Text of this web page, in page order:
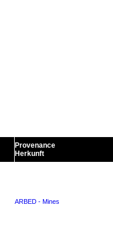
Provenance
Herkunft
ARBED - Mines